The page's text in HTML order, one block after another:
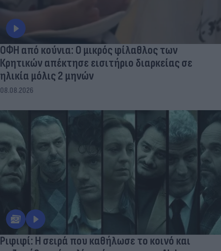
ΟΦΗ από κούνια: Ο μικρός φίλαθλος των
Κρητικών απέκτησε εισιτήριο διαρκείας σε
ηλικία μόλις 2 μηνών
08.08.2026
Ριφιφί: Η σειρά που καθήλωσε το κοινό και